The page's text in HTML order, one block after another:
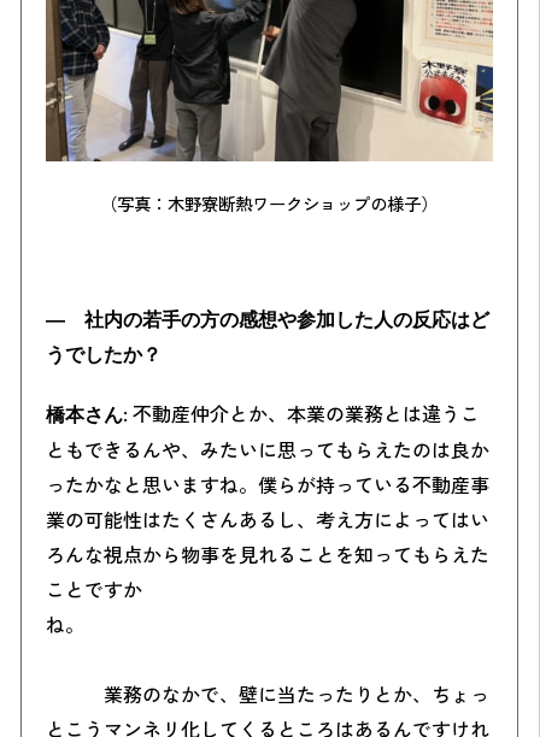
（写真：木野寮断熱ワークショップの様子）
― 社内の若手の方の感想や参加した人の反応はど
うでしたか？
橋本さん: 不動産仲介とか、本業の業務とは違うこ
ともできるんや、みたいに思ってもらえたのは良か
ったかなと思いますね。僕らが持っている不動産事
業の可能性はたくさんあるし、考え方によってはい
ろんな視点から物事を見れることを知ってもらえた
ことですか
ね。
業務のなかで、壁に当たったりとか、ちょっ
とこうマンネリ化してくるところはあるんですけれ